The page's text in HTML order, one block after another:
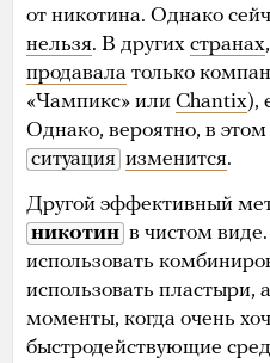
от никотина. Однако
нельзя. В других странах
продавала только
«Чампикс» или Chantix),
Однако, вероятно, в
ситуация изменится.
Другой эффективный
никотин в чистом
использовать
использовать пластыри,
моменты, когда очень
быстродействующие